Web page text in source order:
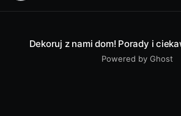
Dekoruj z nami dom! Porady i
Powered by Ghost